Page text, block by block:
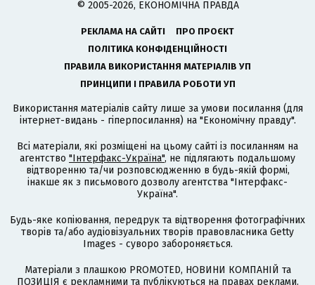
© 2005-2026, ЕКОНОМІЧНА ПРАВДА
РЕКЛАМА НА САЙТІ
ПРО ПРОЄКТ
ПОЛІТИКА КОНФІДЕНЦІЙНОСТІ
ПРАВИЛА ВИКОРИСТАННЯ МАТЕРІАЛІВ УП
ПРИНЦИПИ І ПРАВИЛА РОБОТИ УП
Використання матеріалів сайту лише за умови посилання (для
інтернет-видань - гіперпосилання) на "Економічну правду".
Всі матеріали, які розміщені на цьому сайті із посиланням на
агентство "Інтерфакс-Україна", не підлягають подальшому
відтворенню та/чи розповсюдженню в будь-якій формі,
інакше як з письмового дозволу агентства "Інтерфакс-
Україна".
Будь-яке копіювання, передрук та відтворення фотографічних
творів та/або аудіовізуальних творів правовласника Getty
Images - суворо забороняється.
Матеріали з плашкою PROMOTED, НОВИНИ КОМПАНІЙ та
ПОЗИЦІЯ є рекламними та публікуються на правах реклами.